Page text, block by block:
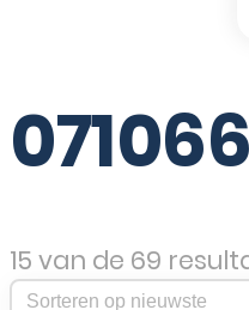
15 van de 69
Sort Products
Sort content